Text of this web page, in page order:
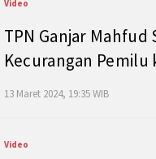
Video
TPN Ganjar Mahfud
Kecurangan Pemilu
13 Maret 2024, 19:35 WIB
Video